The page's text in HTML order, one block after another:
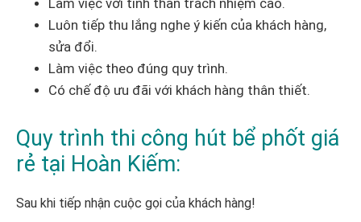
Luôn tiếp thu lắng nghe ý kiến của khách hàng,
sửa đổi.
Làm việc theo đúng quy trình.
Có chế độ ưu đãi với khách hàng thân thiết.
Quy trình thi công hút bể phốt giá
rẻ tại Hoàn Kiếm:
Sau khi tiếp nhận cuộc gọi của khách hàng!